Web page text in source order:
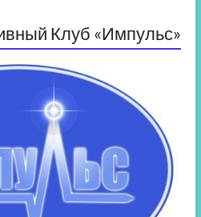
Клуб «Импульс»